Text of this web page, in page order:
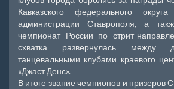
Кавказского федерального
администрации Ставрополя, а
чемпионат России по стрит-
схватка развернулась между
танцевальными клубами краевого
«Джаст Денс».
В итоге звание чемпионов и призеров